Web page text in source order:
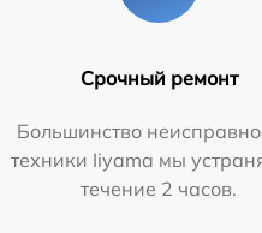
Срочный ремонт
Большинство
техники Iiyama мы
течение 2 часов.